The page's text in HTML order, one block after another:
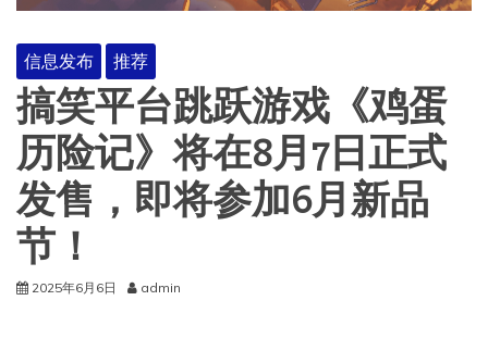
信息发布 推荐
搞笑平台跳跃游戏《鸡蛋
历险记》将在8月7日正式
发售，即将参加6月新品
节！
2025年6月6日 admin